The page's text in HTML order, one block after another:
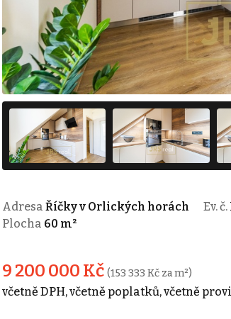
Adresa Říčky v Orlických horách Ev. č.
Plocha 60 m²
9 200 000 Kč (153 333 Kč za m²)
včetně DPH, včetně poplatků, včetně